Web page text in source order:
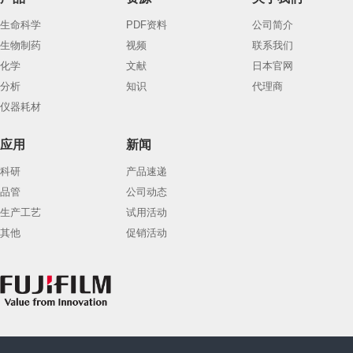
生命科学
生物制药
化学
分析
仪器耗材
PDF资料
视频
文献
知识
公司简介
联系我们
日本官网
代理商
应用
科研
品管
生产工艺
其他
新闻
产品速递
公司动态
试用活动
促销活动